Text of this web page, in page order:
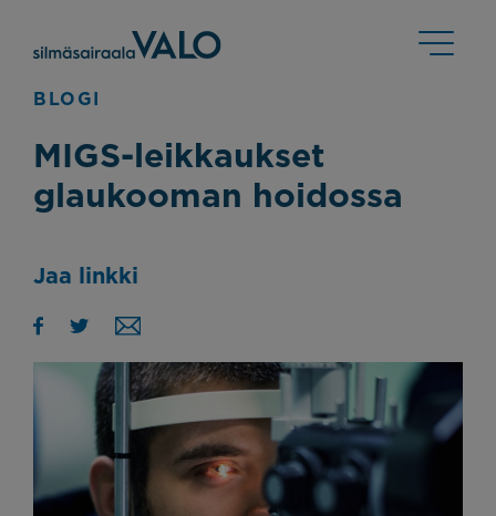
BLOGI
MIGS-leikkaukset
glaukooman hoidossa
Jaa linkki